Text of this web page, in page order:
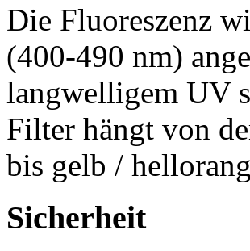
Die Fluoreszenz
(400-490 nm)
langwelligem UV
Filter hängt von
bis gelb /
Sicherheit